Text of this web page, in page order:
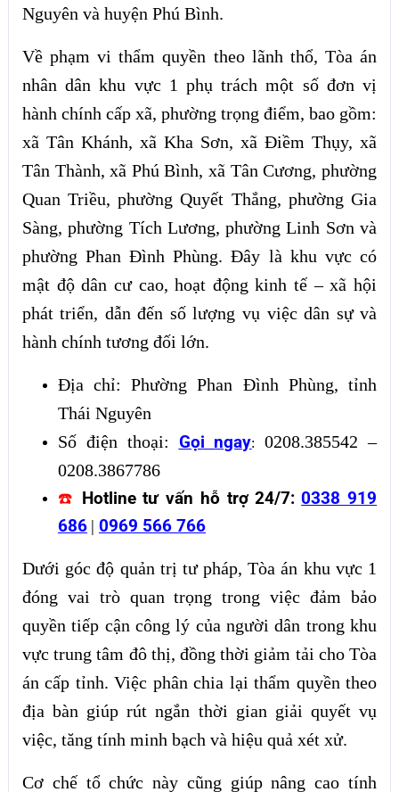
Nguyên và huyện Phú Bình.
Về phạm vi thẩm quyền theo lãnh thổ, Tòa án
nhân dân khu vực 1 phụ trách một số đơn vị
hành chính cấp xã, phường trọng điểm, bao gồm:
xã Tân Khánh, xã Kha Sơn, xã Điềm Thụy, xã
Tân Thành, xã Phú Bình, xã Tân Cương, phường
Quan Triều, phường Quyết Thắng, phường Gia
Sàng, phường Tích Lương, phường Linh Sơn và
phường Phan Đình Phùng. Đây là khu vực có
mật độ dân cư cao, hoạt động kinh tế – xã hội
phát triển, dẫn đến số lượng vụ việc dân sự và
hành chính tương đối lớn.
Địa chỉ: Phường Phan Đình Phùng, tỉnh
Thái Nguyên
Số điện thoại: Gọi ngay:
0208.385542 –
0208.3867786
☎️ Hotline tư vấn hỗ trợ 24/7: 0338 919
686 | 0969 566 766
Dưới góc độ quản trị tư pháp, Tòa án khu vực 1
đóng vai trò quan trọng trong việc đảm bảo
quyền tiếp cận công lý của người dân trong khu
vực trung tâm đô thị, đồng thời giảm tải cho Tòa
án cấp tỉnh. Việc phân chia lại thẩm quyền theo
địa bàn giúp rút ngắn thời gian giải quyết vụ
việc, tăng tính minh bạch và hiệu quả xét xử.
Cơ chế tổ chức này cũng giúp nâng cao tính